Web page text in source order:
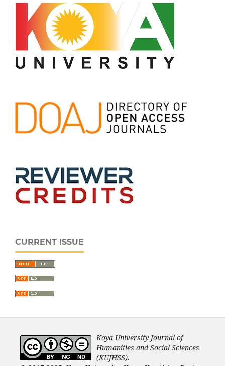
CURRENT ISSUE
Koya University Journal of
Humanities and Social Sciences
(KUJHSS).